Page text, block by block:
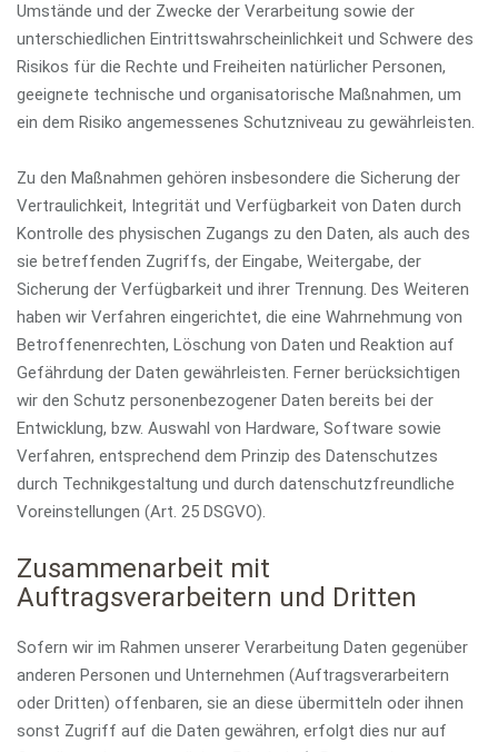
Umstände und der Zwecke der Verarbeitung sowie der
unterschiedlichen Eintrittswahrscheinlichkeit und Schwere des
Risikos für die Rechte und Freiheiten natürlicher Personen,
geeignete technische und organisatorische Maßnahmen, um
ein dem Risiko angemessenes Schutzniveau zu gewährleisten.
Zu den Maßnahmen gehören insbesondere die Sicherung der
Vertraulichkeit, Integrität und Verfügbarkeit von Daten durch
Kontrolle des physischen Zugangs zu den Daten, als auch des
sie betreffenden Zugriffs, der Eingabe, Weitergabe, der
Sicherung der Verfügbarkeit und ihrer Trennung. Des Weiteren
haben wir Verfahren eingerichtet, die eine Wahrnehmung von
Betroffenenrechten, Löschung von Daten und Reaktion auf
Gefährdung der Daten gewährleisten. Ferner berücksichtigen
wir den Schutz personenbezogener Daten bereits bei der
Entwicklung, bzw. Auswahl von Hardware, Software sowie
Verfahren, entsprechend dem Prinzip des Datenschutzes
durch Technikgestaltung und durch datenschutzfreundliche
Voreinstellungen (Art. 25 DSGVO).
Zusammenarbeit mit
Auftragsverarbeitern und Dritten
Sofern wir im Rahmen unserer Verarbeitung Daten gegenüber
anderen Personen und Unternehmen (Auftragsverarbeitern
oder Dritten) offenbaren, sie an diese übermitteln oder ihnen
sonst Zugriff auf die Daten gewähren, erfolgt dies nur auf